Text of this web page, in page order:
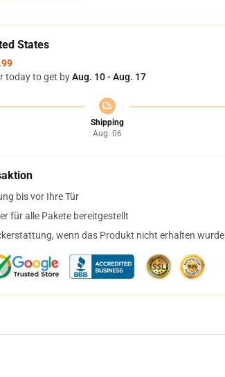
States
today to get byAug. 10 - Aug. 17
Shipping
Aug. 06
bis vor Ihre Tür
für alle Pakete bereitgestellt
wenn das Produkt nicht erhalten wurde